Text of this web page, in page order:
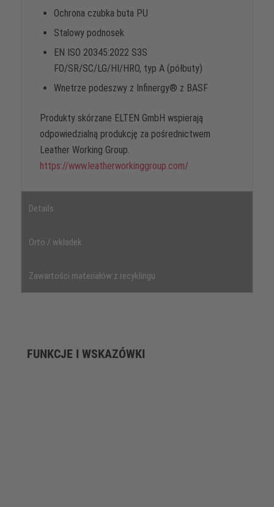
Ochrona czubka buta PU
Stalowy podnosek
EN ISO 20345:2022 S3S
FO/SR/SC/LG/HI/HRO, typ A (półbuty)
Wnetrze podeszwy z Infinergy® z BASF
Produkty skórzane ELTEN GmbH wspierają
odpowiedzialną produkcję za pośrednictwem
Leather Working Group.
https://www.leatherworkinggroup.com/
Details
Orto / wkładek
Zawartości materiałów z recyklingu
FUNKCJE I WSKAZÓWKI